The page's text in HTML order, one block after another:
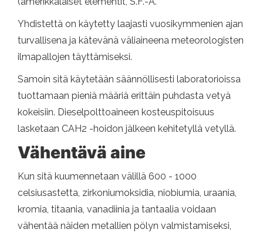
Yhdistettä on käytetty laajasti vuosikymmenien ajan
turvallisena ja kätevänä väliaineena meteorologisten
ilmapallojen täyttämiseksi.
Samoin sitä käytetään säännöllisesti laboratorioissa
tuottamaan pieniä määriä erittäin puhdasta vetyä
kokeisiin. Dieselpolttoaineen kosteuspitoisuus
lasketaan CAH2 -hoidon jälkeen kehitetyllä vetyllä.
Vähentävä aine
Kun sitä kuumennetaan välillä 600 - 1000
celsiusastetta, zirkoniumoksidia, niobiumia, uraania,
kromia, titaania, vanadiinia ja tantaalia voidaan
vähentää näiden metallien pölyn valmistamiseksi,